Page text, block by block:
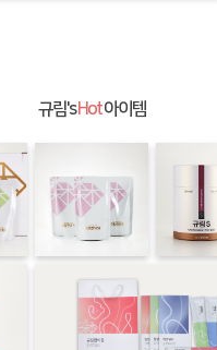
규림'sHot아이템